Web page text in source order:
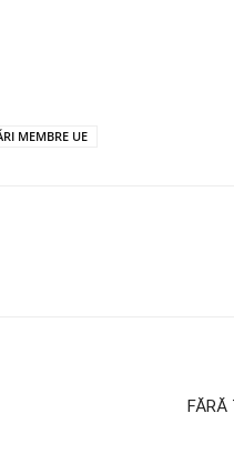
MEMBRE UE
FĂRĂ